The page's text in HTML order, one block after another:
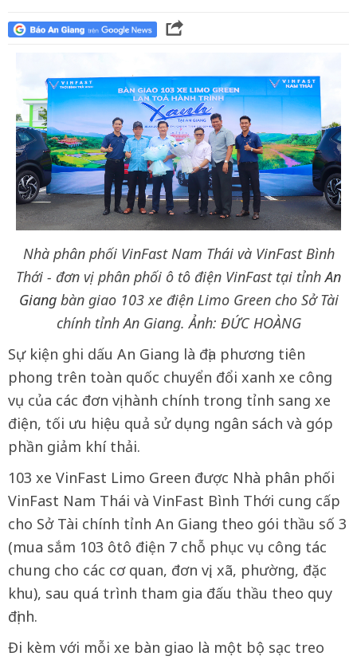
Nhà phân phối VinFast Nam Thái và VinFast Bình
Thới - đơn vị phân phối ô tô điện VinFast tại tỉnhAn
Giangbàn giao 103 xe điện Limo Green cho Sở Tài
chính tỉnh An Giang. Ảnh: ĐỨC HOÀNG
Sự kiện ghi dấu An Giang là địa phương tiên
phong trên toàn quốc chuyển đổi xanh xe công
vụ của các đơn vị hành chính trong tỉnh sang xe
điện, tối ưu hiệu quả sử dụng ngân sách và góp
phần giảm khí thải.
103 xe VinFast Limo Green được Nhà phân phối
VinFast Nam Thái và VinFast Bình Thới cung cấp
cho Sở Tài chính tỉnh An Giang theo gói thầu số 3
(mua sắm 103 ôtô điện 7 chỗ phục vụ công tác
chung cho các cơ quan, đơn vị, xã, phường, đặc
khu), sau quá trình tham gia đấu thầu theo quy
định.
Đi kèm với mỗi xe bàn giao là một bộ sạc treo